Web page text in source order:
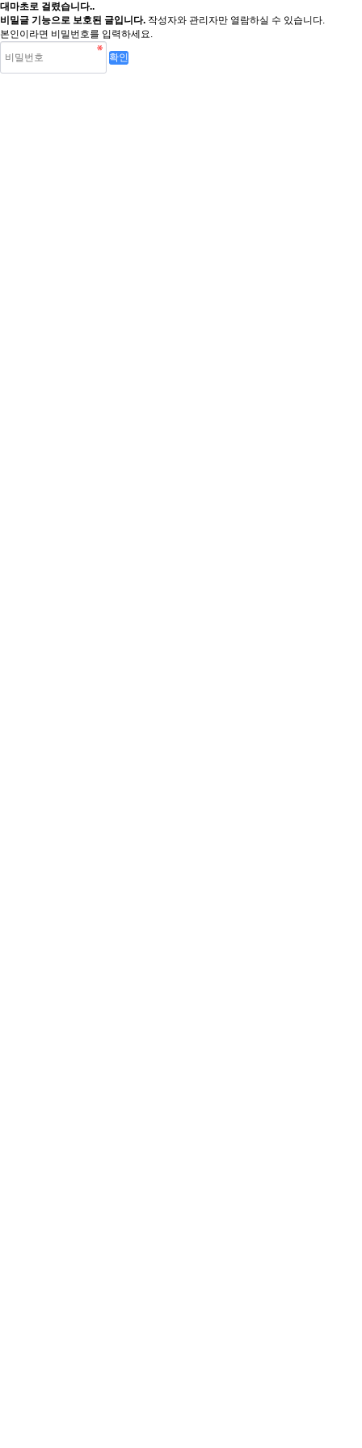
대마초로 걸렸습니다..
비밀글 기능으로 보호된 글입니다. 작성자와 관리자만 열람하실 수 있습니다.
본인이라면 비밀번호를 입력하세요.